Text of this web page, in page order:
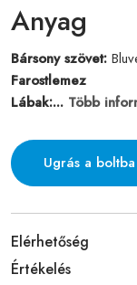
Anyag
Bársony szövet:
Farostlemez
Lábak:... Több
Ugrás a boltba
Elérhetőség
Értékelés